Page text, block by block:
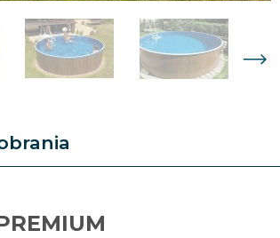
am-baseny